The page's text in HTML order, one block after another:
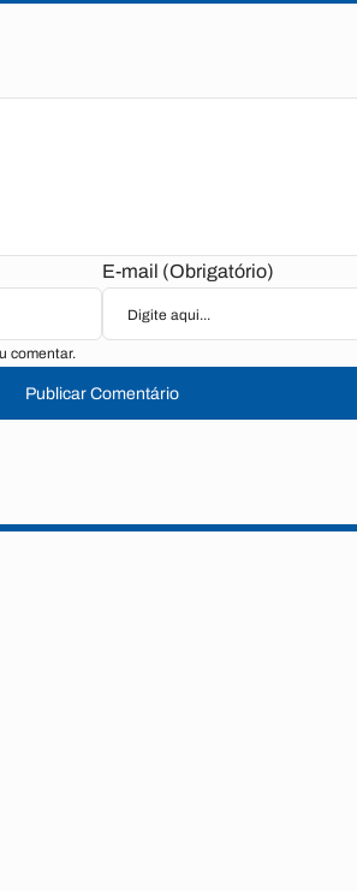
E-mail (Obrigatório)
comentar.
Publicar Comentário